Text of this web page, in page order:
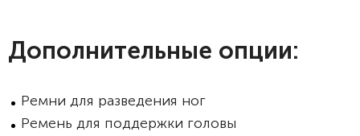
Дополнительные опции:
Ремни для разведения ног
Ремень для поддержки головы